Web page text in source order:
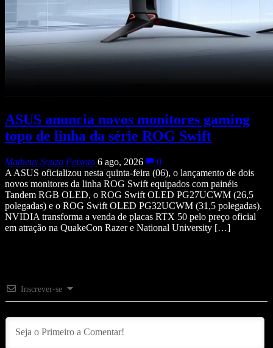
ASUS anuncia novos monitores gaming
topo de linha da série ROG Swift
Matheus Souza Peixoto 6 ago, 2026
0
A ASUS oficializou nesta quinta-feira (06), o lançamento de dois
novos monitores da linha ROG Swift equipados com painéis
Tandem RGB OLED, o ROG Swift OLED PG27UCWM (26,5
polegadas) e o ROG Swift OLED PG32UCWM (31,5 polegadas).
NVIDIA transforma a venda de placas RTX 50 pelo preço oficial
em atração na QuakeCon Razer e National University […]
Inscrever-se